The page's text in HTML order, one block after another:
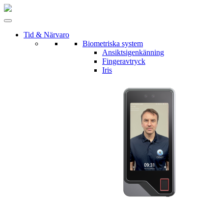
Tid & Närvaro
Biometriska system
Ansiktsigenkänning
Fingeravtryck
Iris